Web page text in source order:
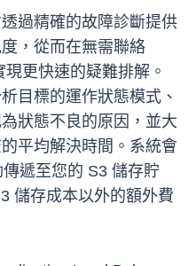
過精確的故障診斷提供
，從而在無需聯絡
更快速的疑難排解。
目標的運作狀態模式、
狀態不良的原因，並大
平均解決時間。系統會
遞至您的 S3 儲存貯
儲存成本以外的額外費